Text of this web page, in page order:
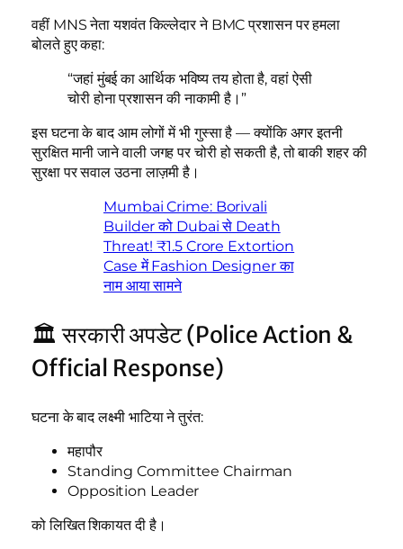
वहीं MNS नेता यशवंत किल्लेदार ने BMC प्रशासन पर हमला
बोलते हुए कहा:
“जहां मुंबई का आर्थिक भविष्य तय होता है, वहां ऐसी
चोरी होना प्रशासन की नाकामी है।”
इस घटना के बाद आम लोगों में भी गुस्सा है — क्योंकि अगर इतनी
सुरक्षित मानी जाने वाली जगह पर चोरी हो सकती है, तो बाकी शहर की
सुरक्षा पर सवाल उठना लाज़मी है।
Mumbai Crime: Borivali
Builder को Dubai से Death
Threat! ₹1.5 Crore Extortion
Case में Fashion Designer का
नाम आया सामने
🏛️ सरकारी अपडेट (Police Action &
Official Response)
घटना के बाद लक्ष्मी भाटिया ने तुरंत:
महापौर
Standing Committee Chairman
Opposition Leader
को लिखित शिकायत दी है।